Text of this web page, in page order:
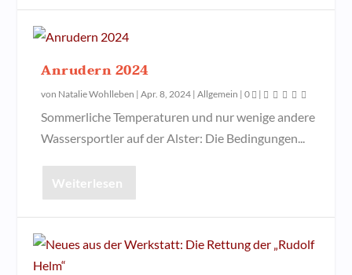
Anrudern 2024
von Natalie Wohlleben |Apr. 8, 2024 |Allgemein |0 |
Sommerliche Temperaturen und nur wenige andere
Wassersportler auf der Alster: Die Bedingungen...
Weiterlesen